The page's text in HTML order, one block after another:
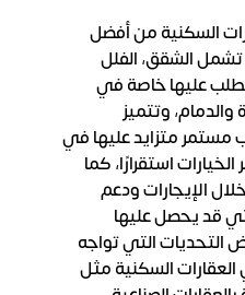
السكنية من أفضل
تشمل الشقق، الفلل
عليها خاصة في
وتتميز
مستمر متزايد عليها في
استقرارًا، كما
الإيجارات ودعم
قد يحصل عليها
التحديات التي تواجه
السكنية مثل